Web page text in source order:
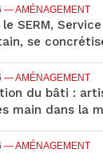
— AMÉNAGEMENT
SERM,
se
— AMÉNAGEMENT
du bâti :
main dans la
— AMÉNAGEMENT